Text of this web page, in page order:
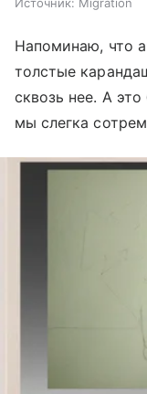
Напоминаю, что
толстые
сквозь нее. А
мы слегка